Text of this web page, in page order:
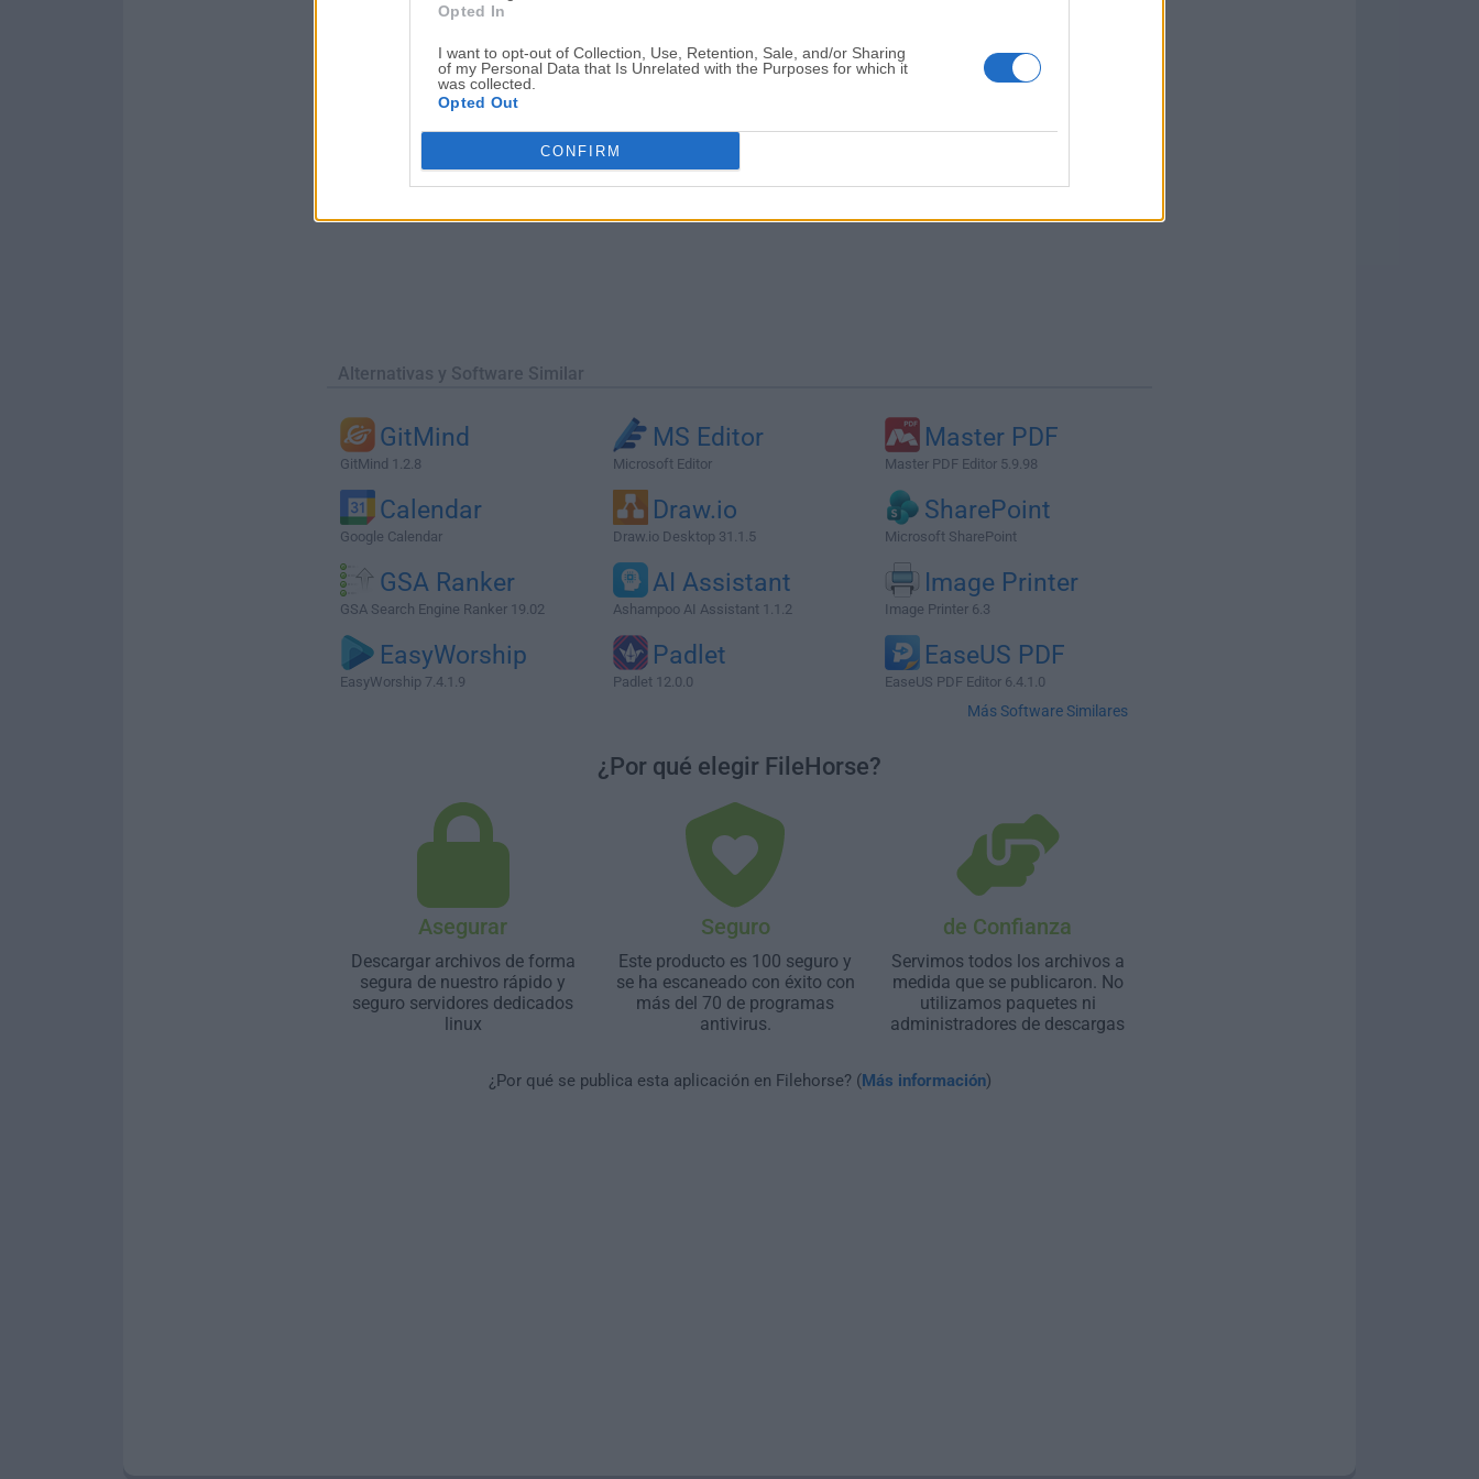
Opted In
I want to opt-out of Collection, Use, Retention, Sale, and/or Sharing
of my Personal Data that Is Unrelated with the Purposes for which it
was collected.
Opted Out
CONFIRM
Alternativas y Software Similar
GitMind
GitMind 1.2.8
MS Editor
Microsoft Editor
Master PDF
Master PDF Editor 5.9.98
Calendar
Google Calendar
Draw.io
Draw.io Desktop 31.1.5
SharePoint
Microsoft SharePoint
GSA Ranker
GSA Search Engine Ranker 19.02
AI Assistant
Ashampoo AI Assistant 1.1.2
Image Printer
Image Printer 6.3
EasyWorship
EasyWorship 7.4.1.9
Padlet
Padlet 12.0.0
EaseUS PDF
EaseUS PDF Editor 6.4.1.0
Más Software Similares
¿Por qué elegir FileHorse?
Asegurar
Descargar archivos de forma
segura de nuestro rápido y
seguro servidores dedicados
linux
Seguro
Este producto es 100 seguro y
se ha escaneado con éxito con
más del 70 de programas
antivirus.
de Confianza
Servimos todos los archivos a
medida que se publicaron. No
utilizamos paquetes ni
administradores de descargas
¿Por qué se publica esta aplicación en Filehorse? (Más información)